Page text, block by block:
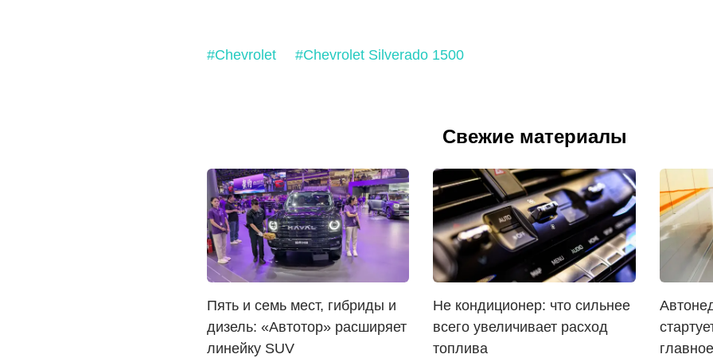
#Chevrolet #Chevrolet Silverado 1500
Свежие материалы
Пять и семь мест, гибриды и
дизель: «Автотор» расширяет
линейку SUV
Не кондиционер: что сильнее
всего увеличивает расход
топлива